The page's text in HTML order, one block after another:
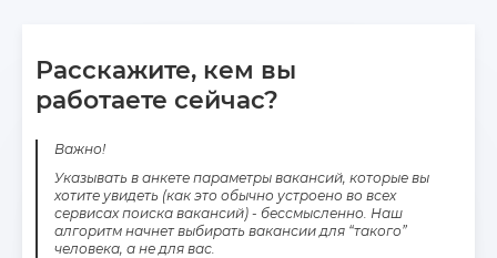
Расскажите, кем вы
работаете сейчас?
Важно!
Указывать в анкете параметры вакансий, которые вы
хотите увидеть (как это обычно устроено во всех
сервисах поиска вакансий) - бессмысленно. Наш
алгоритм начнет выбирать вакансии для “такого”
человека, а не для вас.